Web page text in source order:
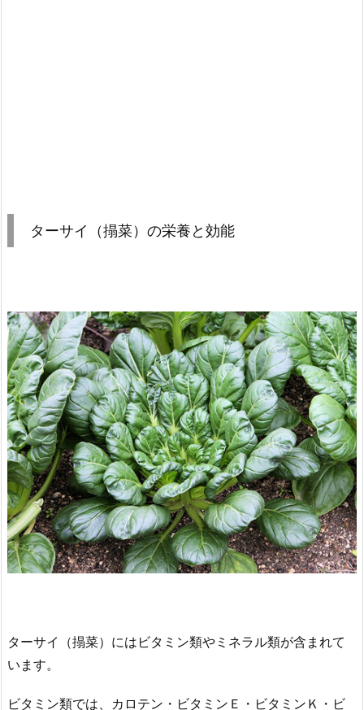
ターサイ（搨菜）の栄養と効能
ターサイ（搨菜）にはビタミン類やミネラル類が含まれて
います。
ビタミン類では、カロテン・ビタミンＥ・ビタミンＫ・ビ